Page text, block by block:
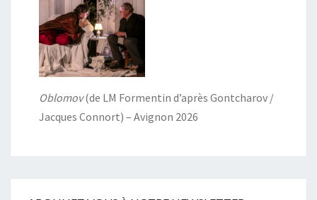
Oblomov(de LM Formentin d’après Gontcharov /
Jacques Connort) – Avignon 2026